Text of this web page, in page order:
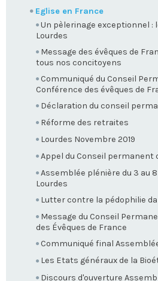
Eglise en France
Un pèlerinage exceptionnel :
Lourdes
Message des évêques de
tous nos concitoyens
Communiqué du Conseil
Conférence des évêques de
Déclaration du conseil
Réforme des retraites
Lourdes Novembre 2019
Appel du Conseil permanent
Assemblée plénière du 3 au
Lourdes
Lutter contre la pédophilie
Message du Conseil
des Évêques de France
Communiqué final
Les Etats généraux de la
Discours d'ouverture